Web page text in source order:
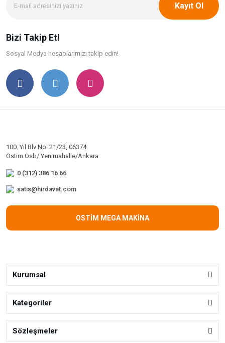
Kayıt Ol
Bizi Takip Et!
Sosyal Medya hesaplarımızı takip edin!
100. Yıl Blv No: 21/23, 06374
Ostim Osb/ Yenimahalle/Ankara
0 (312) 386 16 66
satis@hirdavat.com
OSTİM MEGA MAKİNA
Kurumsal
Kategoriler
Sözleşmeler